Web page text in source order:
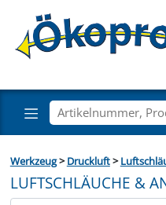
Werkzeug>Druckluft>
LUFTSCHLÄUCHE &